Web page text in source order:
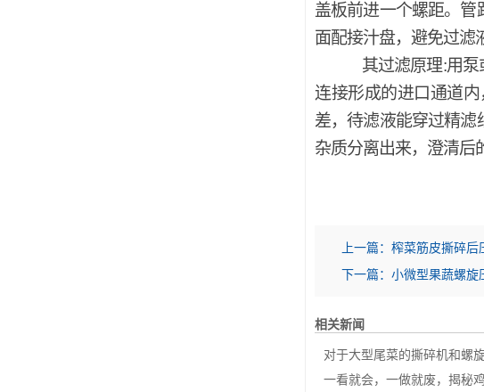
盖板前进一个螺距。
面配接汁盘，避免过滤
其过滤原理:用泵
连接形成的进口通道
差，待滤液能穿过精
杂质分离出来，澄清后
上一篇： 榨菜筋皮撕碎后
下一篇： 小微型果蔬螺旋
相关新闻
对于大型尾菜的撕碎机和螺旋压榨机性
一看就会，一做就废，揭秘